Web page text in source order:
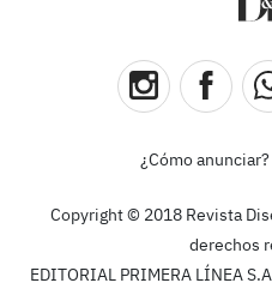
¿Cómo anunciar?
Copyright © 2018 Revista
derechos
EDITORIAL PRIMERA LÍNEA